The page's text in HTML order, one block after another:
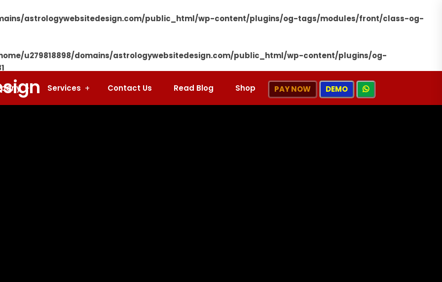
astrologywebsitedesign.com/public_html/wp-content/plugins/og-tags/modules/front/class-og-
u279818898/domains/astrologywebsitedesign.com/public_html/wp-content/plugins/og-
Services Contact Us Read Blog Shop PAY NOW DEMO